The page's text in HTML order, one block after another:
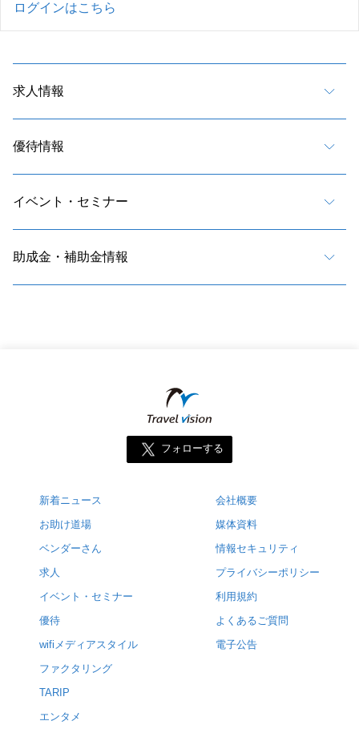
ログインはこちら
求人情報
優待情報
イベント・セミナー
助成金・補助金情報
フォローする
新着ニュース
お助け道場
ベンダーさん
求人
イベント・セミナー
優待
wifiメディアスタイル
ファクタリング
TARIP
エンタメ
会社概要
媒体資料
情報セキュリティ
プライバシーポリシー
利用規約
よくあるご質問
電子公告